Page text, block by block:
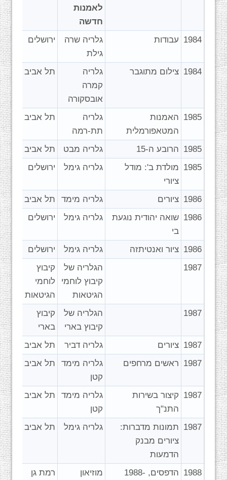
לאמנות
חדשה
1984 עבודות
גלריה שרה
גילת
ירושלים
1984 צילום מתוגבר
גלריה
קמרה
אובסקורה
תל אביב
1985 האמנות
המטאפורמלית
גלריה
תת-רמה
תל אביב
1985 הרובע ה-15 גלריה מבט
תל אביב
1985 מולדת ב': מודל
ציורי
גלריה גימל ירושלים
1986 ציורים גלריה מימד
תל אביב
1986 שואה יהודית נוגעת
בי
גלריה גימל ירושלים
1986 ציור ואנטיתזה גלריה גימל
ירושלים
1987
הגלריה של
קיבוץ לוחמי
הגיטאות
קיבוץ
לוחמי
הגיטאות
1987
הגלריה של
קיבוץ בארי
קיבוץ
בארי
1987 ציורים גלריה דביר
תל אביב
1987 ראשים מרחפים
גלריה מימד
קטן
תל אביב
1987 קיצור בשירות
התנ"ך
גלריה מימד
קטן
תל אביב
1987 תמונות מדברות:
ציורים מבנק
הדמעות
גלריה גימל תל אביב
1988
הדפסים, 1988-
מוזיאון
רמת גן